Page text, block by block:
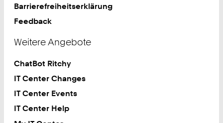
Barrierefreiheitserklärung
Feedback
Weitere Angebote
ChatBot Ritchy
IT Center Changes
IT Center Events
IT Center Help